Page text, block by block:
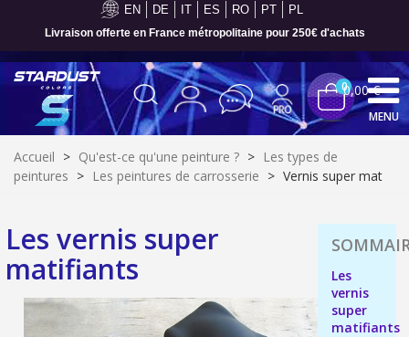
EN DE IT ES RO PT PL
Livraison offerte en France métropolitaine pour 250€ d'achats
00,00 €
MENU
Accueil > Qu'est-ce qu'une peinture ? > Les types de
peintures > Les peintures de carrosserie > Vernis super mat
Les vernis super
matifiants
Les
vernis
super
matifiants